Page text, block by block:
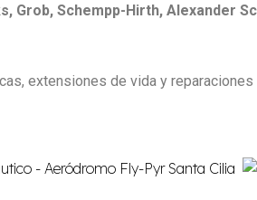
Grob, Schempp-Hirth, Alexander
extensiones de vida y reparaciones